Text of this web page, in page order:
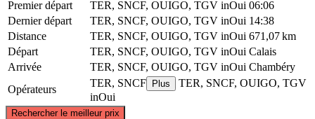
Premier départ
TER, SNCF, OUIGO, TGV inOui 06:06
Dernier départ
TER, SNCF, OUIGO, TGV inOui 14:38
Distance
TER, SNCF, OUIGO, TGV inOui 671,07 km
Départ
TER, SNCF, OUIGO, TGV inOui Calais
Arrivée
TER, SNCF, OUIGO, TGV inOui Chambéry
Opérateurs
TER, SNCF Plus
TER, SNCF, OUIGO, TGV
inOui
Rechercher le meilleur prix